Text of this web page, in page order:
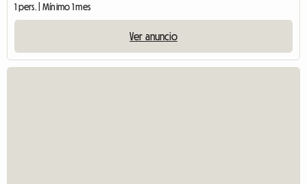
1 pers. | Mínimo 1 mes
Ver anuncio